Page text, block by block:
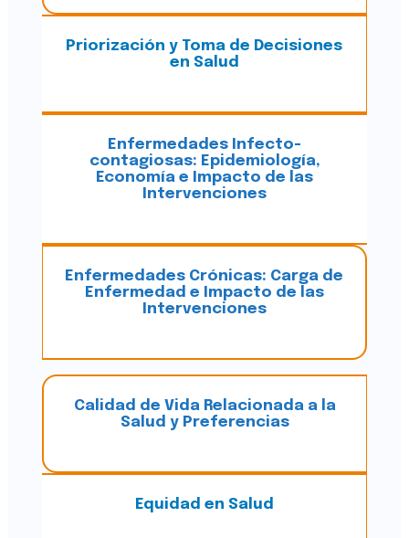
Priorización y Toma de Decisiones
en Salud
Enfermedades Infecto-
contagiosas: Epidemiología,
Economía e Impacto de las
Intervenciones
Enfermedades Crónicas: Carga de
Enfermedad e Impacto de las
Intervenciones
Calidad de Vida Relacionada a la
Salud y Preferencias
Equidad en Salud